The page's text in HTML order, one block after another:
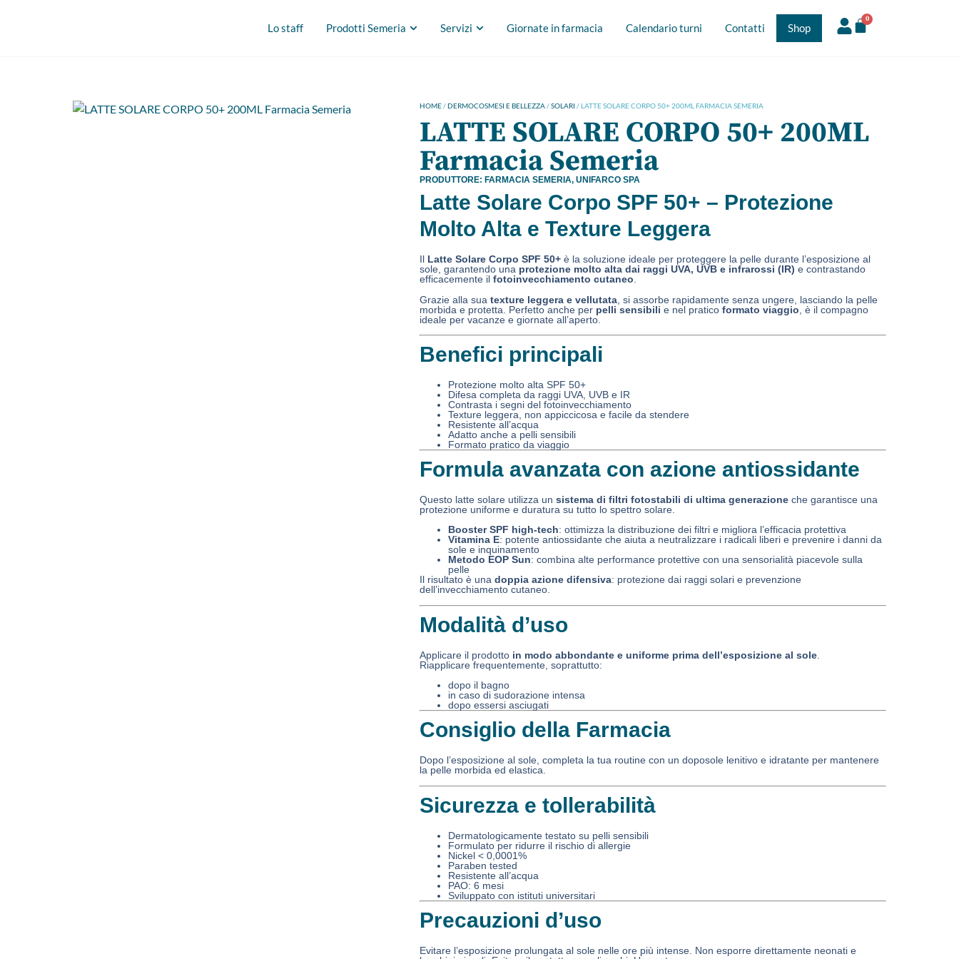
Lo staff Prodotti Semeria Servizi Giornate in farmacia Calendario turni Contatti Shop
0
HOME/DERMOCOSMESI E BELLEZZA/SOLARI / LATTE SOLARE CORPO 50+ 200ML FARMACIA SEMERIA
LATTE SOLARE CORPO 50+ 200ML
Farmacia Semeria
PRODUTTORE: FARMACIA SEMERIA, UNIFARCO SPA
Latte Solare Corpo SPF 50+ – Protezione
Molto Alta e Texture Leggera
Il Latte Solare Corpo SPF 50+ è la soluzione ideale per proteggere la pelle durante l’esposizione al
sole, garantendo una protezione molto alta dai raggi UVA, UVB e infrarossi (IR) e contrastando
efficacemente il fotoinvecchiamento cutaneo.
Grazie alla sua texture leggera e vellutata , si assorbe rapidamente senza ungere, lasciando la pelle
morbida e protetta. Perfetto anche per pelli sensibili e nel pratico formato viaggio , è il compagno
ideale per vacanze e giornate all’aperto.
Benefici principali
Protezione molto alta SPF 50+
Difesa completa da raggi UVA, UVB e IR
Contrasta i segni del fotoinvecchiamento
Texture leggera, non appiccicosa e facile da stendere
Resistente all’acqua
Adatto anche a pelli sensibili
Formato pratico da viaggio
Formula avanzata con azione antiossidante
Questo latte solare utilizza un sistema di filtri fotostabili di ultima generazione che garantisce una
protezione uniforme e duratura su tutto lo spettro solare.
Booster SPF high-tech: ottimizza la distribuzione dei filtri e migliora l’efficacia protettiva
Vitamina E: potente antiossidante che aiuta a neutralizzare i radicali liberi e prevenire i danni da
sole e inquinamento
Metodo EOP Sun: combina alte performance protettive con una sensorialità piacevole sulla
pelle
Il risultato è una doppia azione difensiva: protezione dai raggi solari e prevenzione
dell’invecchiamento cutaneo.
Modalità d’uso
Applicare il prodotto in modo abbondante e uniforme prima dell’esposizione al sole
Riapplicare frequentemente, soprattutto:
dopo il bagno
in caso di sudorazione intensa
dopo essersi asciugati
Consiglio della Farmacia
Dopo l’esposizione al sole, completa la tua routine con un doposole lenitivo e idratante per mantenere
la pelle morbida ed elastica.
Sicurezza e tollerabilità
Dermatologicamente testato su pelli sensibili
Formulato per ridurre il rischio di allergie
Nickel < 0,0001%
Paraben tested
Resistente all’acqua
PAO: 6 mesi
Sviluppato con istituti universitari
Precauzioni d’uso
Evitare l’esposizione prolungata al sole nelle ore più intense. Non esporre direttamente neonati e